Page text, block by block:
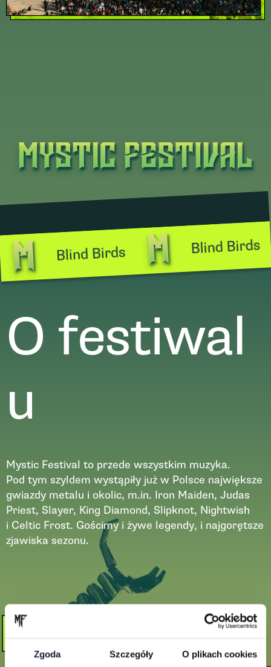
Zgoda Szczegóły O plikach cookies
Blind Birds Blind Birds
O festiwal
u
Mystic Festival to przede wszystkim muzyka.
Pod tym szyldem wystąpiły już w Polsce największe
gwiazdy metalu i okolic, m.in. Iron Maiden, Judas
Priest, Slayer, King Diamond, Slipknot, Nightwish
i Celtic Frost. Gościmy i żywe legendy, i najgorętsze
zjawiska sezonu.